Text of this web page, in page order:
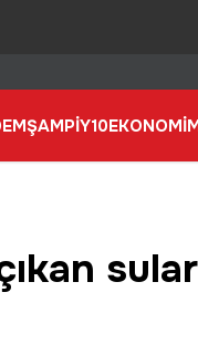
ŞAMPİY10EKONOMİ